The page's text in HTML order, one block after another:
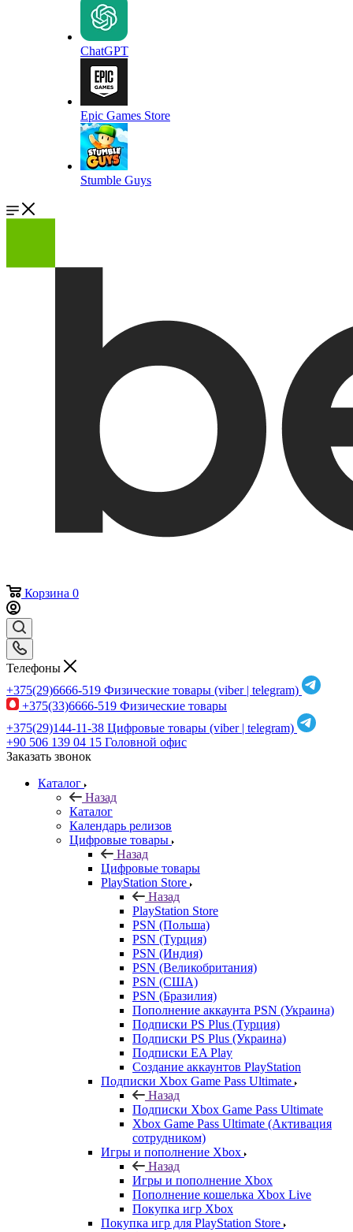
ChatGPT
Epic Games Store
Stumble Guys
Корзина 0
Телефоны
+375(29)6666-519 Физические товары (viber | telegram)
+375(33)6666-519 Физические товары
+375(29)144-11-38 Цифровые товары (viber | telegram)
+90 506 139 04 15 Головной офис
Заказать звонок
Каталог
Назад
Каталог
Календарь релизов
Цифровые товары
Назад
Цифровые товары
PlayStation Store
Назад
PlayStation Store
PSN (Польша)
PSN (Турция)
PSN (Индия)
PSN (Великобритания)
PSN (США)
PSN (Бразилия)
Пополнение аккаунта PSN (Украина)
Подписки PS Plus (Турция)
Подписки PS Plus (Украина)
Подписки EA Play
Создание аккаунтов PlayStation
Подписки Xbox Game Pass Ultimate
Назад
Подписки Xbox Game Pass Ultimate
Xbox Game Pass Ultimate (Активация
сотрудником)
Игры и пополнение Xbox
Назад
Игры и пополнение Xbox
Пополнение кошелька Xbox Live
Покупка игр Xbox
Покупка игр для PlayStation Store